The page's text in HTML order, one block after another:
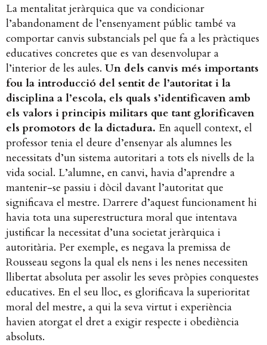
La mentalitat jeràrquica que va condicionar
l’abandonament de l’ensenyament públic també va
comportar canvis substancials pel que fa a les pràctiques
educatives concretes que es van desenvolupar a
l’interior de les aules. Un dels canvis més importants
fou la introducció del sentit de l’autoritat i la
disciplina a l’escola, els quals s’identificaven amb
els valors i principis militars que tant glorificaven
els promotors de la dictadura. En aquell context, el
professor tenia el deure d’ensenyar als alumnes les
necessitats d’un sistema autoritari a tots els nivells de la
vida social. L’alumne, en canvi, havia d’aprendre a
mantenir-se passiu i dòcil davant l’autoritat que
significava el mestre. Darrere d’aquest funcionament hi
havia tota una superestructura moral que intentava
justificar la necessitat d’una societat jeràrquica i
autoritària. Per exemple, es negava la premissa de
Rousseau segons la qual els nens i les nenes necessiten
llibertat absoluta per assolir les seves pròpies conquestes
educatives. En el seu lloc, es glorificava la superioritat
moral del mestre, a qui la seva virtut i experiència
havien atorgat el dret a exigir respecte i obediència
absoluts.